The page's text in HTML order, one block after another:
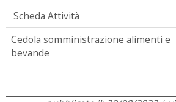
Scheda Attività
Cedola somministrazione alimenti e
bevande